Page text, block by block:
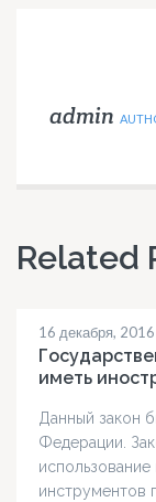
admin
Related
16 декабря, 2016
иметь
Данный закон
Федерации.
инструментов